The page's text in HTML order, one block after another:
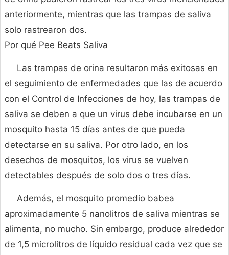
anteriormente, mientras que las trampas de saliva
solo rastrearon dos.
Por qué Pee Beats Saliva
Las trampas de orina resultaron más exitosas en
el seguimiento de enfermedades que las de acuerdo
con el Control de Infecciones de hoy, las trampas de
saliva se deben a que un virus debe incubarse en un
mosquito hasta 15 días antes de que pueda
detectarse en su saliva. Por otro lado, en los
desechos de mosquitos, los virus se vuelven
detectables después de solo dos o tres días.
Además, el mosquito promedio babea
aproximadamente 5 nanolitros de saliva mientras se
alimenta, no mucho. Sin embargo, produce alrededor
de 1,5 microlitros de líquido residual cada vez que se